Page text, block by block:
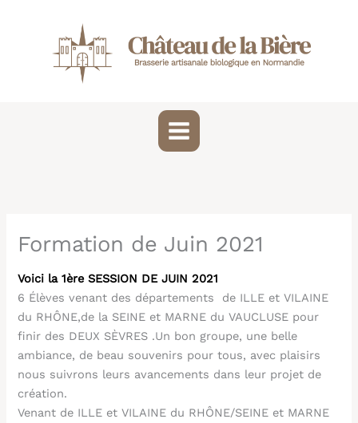
Formation de Juin 2021
Voici la 1ère SESSION DE JUIN 2021
6 Élèves venant des départements de ILLE et VILAINE
du RHÔNE,de la SEINE et MARNE du VAUCLUSE pour
finir des DEUX SÈVRES .Un bon groupe, une belle
ambiance, de beau souvenirs pour tous, avec plaisirs
nous suivrons leurs avancements dans leur projet de
création.
Venant de ILLE et VILAINE du RHÔNE/SEINE et MARNE